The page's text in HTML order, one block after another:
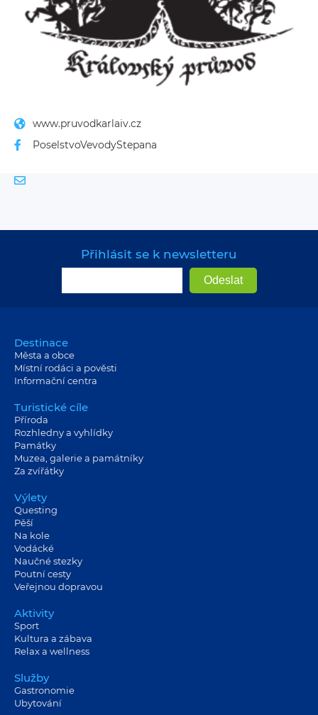
www.pruvodkarlaiv.cz
PoselstvoVevodyStepana
Přihlásit se k newsletteru
Destinace
Města a obce
Místní rodáci a pověsti
Informační centra
Turistické cíle
Příroda
Rozhledny a vyhlídky
Památky
Muzea, galerie a památníky
Za zvířátky
Výlety
Questing
Pěší
Na kole
Vodácké
Naučné stezky
Poutní cesty
Veřejnou dopravou
Aktivity
Sport
Kultura a zábava
Relax a wellness
Služby
Gastronomie
Ubytování